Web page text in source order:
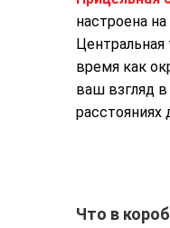
настроена
время как
ваш взгляд
расстояниях
Что в